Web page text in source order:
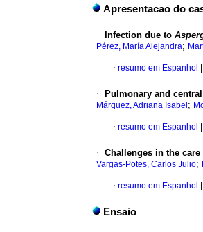
Apresentacao do
· Infection due to
Pérez, María Alejandra;
· resumo em Espanhol
· Pulmonary and
Márquez, Adriana Isabel ;
· resumo em Espanhol
· Challenges in the
Vargas-Potes, Carlos Julio;
· resumo em Espanhol
Ensaio